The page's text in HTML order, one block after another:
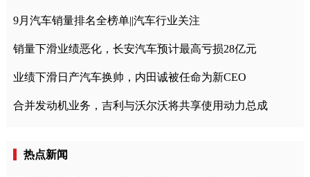
9月汽车销量排名全榜单||汽车行业关注
销量下滑业绩恶化，长安汽车预计最高亏损28亿元
业绩下滑日产汽车换帅，内田诚被任命为新CEO
合并发动机业务，吉利与沃尔沃将共享使用动力总成
热点新闻